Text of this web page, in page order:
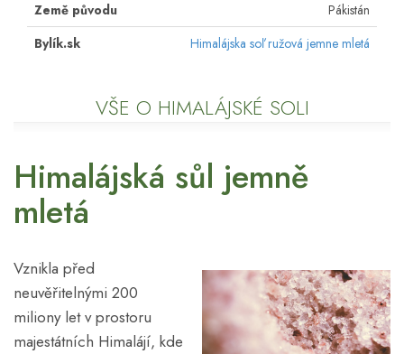
Země původu
Pákistán
Bylík.sk
Himalájska soľ ružová jemne mletá
VŠE O HIMALÁJSKÉ SOLI
Himalájská sůl jemně
mletá
Vznikla před
neuvěřitelnými 200
miliony let v prostoru
majestátních Himalájí, kde